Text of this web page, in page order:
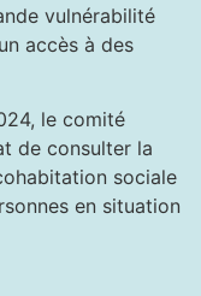
vulnérabilité
accès à des
le comité
de consulter la
sociale
en situation